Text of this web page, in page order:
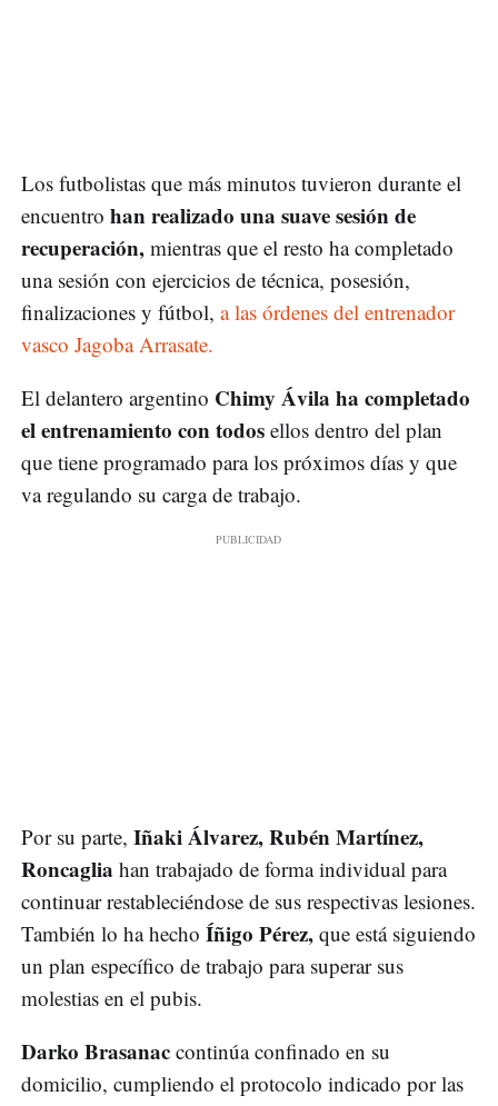
Los futbolistas que más minutos tuvieron durante el
encuentro han realizado una suave sesión de
recuperación, mientras que el resto ha completado
una sesión con ejercicios de técnica, posesión,
finalizaciones y fútbol, a las órdenes del entrenador
vasco Jagoba Arrasate.
El delantero argentino Chimy Ávila ha completado
el entrenamiento con todos ellos dentro del plan
que tiene programado para los próximos días y que
va regulando su carga de trabajo.
Por su parte, Iñaki Álvarez, Rubén Martínez,
Roncaglia han trabajado de forma individual para
continuar restableciéndose de sus respectivas lesiones.
También lo ha hecho Íñigo Pérez, que está siguiendo
un plan específico de trabajo para superar sus
molestias en el pubis.
Darko Brasanac continúa confinado en su
domicilio, cumpliendo el protocolo indicado por las